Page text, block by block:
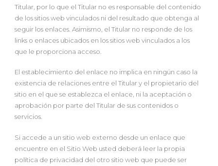
Titular, por lo que el Titular no es responsable del contenido
de los sitios web vinculados ni del resultado que obtenga al
seguir los enlaces. Asimismo, el Titular no responde de los
links o enlaces ubicados en los sitios web vinculados a los
que le proporciona acceso.
El establecimiento del enlace no implica en ningún caso la
existencia de relaciones entre el Titular y el propietario del
sitio en el que se establezca el enlace, ni la aceptación o
aprobación por parte del Titular de sus contenidos o
servicios.
Si accede a un sitio web externo desde un enlace que
encuentre en el Sitio Web usted deberá leer la propia
política de privacidad del otro sitio web que puede ser